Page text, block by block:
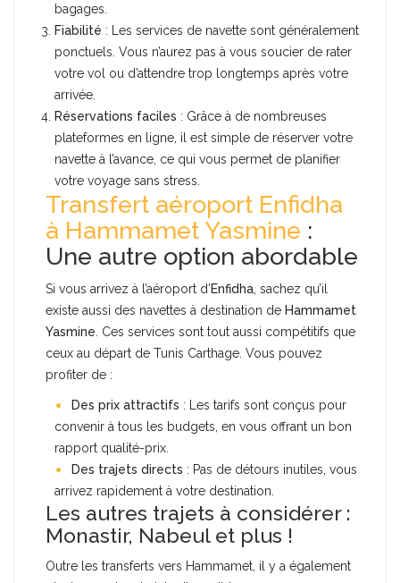
bagages.
Fiabilité : Les services de navette sont généralement
ponctuels. Vous n’aurez pas à vous soucier de rater
votre vol ou d’attendre trop longtemps après votre
arrivée.
Réservations faciles : Grâce à de nombreuses
plateformes en ligne, il est simple de réserver votre
navette à l’avance, ce qui vous permet de planifier
votre voyage sans stress.
Transfert aéroport Enfidha
à Hammamet Yasmine :
Une autre option abordable
Si vous arrivez à l’aéroport d’Enfidha , sachez qu’il
existe aussi des navettes à destination de Hammamet
Yasmine . Ces services sont tout aussi compétitifs que
ceux au départ de Tunis Carthage. Vous pouvez
profiter de :
Des prix attractifs : Les tarifs sont conçus pour
convenir à tous les budgets, en vous offrant un bon
rapport qualité-prix.
Des trajets directs : Pas de détours inutiles, vous
arrivez rapidement à votre destination.
Les autres trajets à considérer :
Monastir, Nabeul et plus !
Outre les transferts vers Hammamet, il y a également